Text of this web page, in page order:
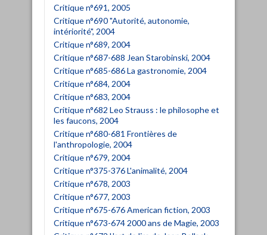
Critique n°691, 2005
Critique n°690 "Autorité, autonomie,
intériorité", 2004
Critique n°689, 2004
Critique n°687-688 Jean Starobinski, 2004
Critique n°685-686 La gastronomie, 2004
Critique n°684, 2004
Critique n°683, 2004
Critique n°682 Leo Strauss : le philosophe et
les faucons, 2004
Critique n°680-681 Frontières de
l'anthropologie, 2004
Critique n°679, 2004
Critique n°375-376 L'animalité, 2004
Critique n°678, 2003
Critique n°677, 2003
Critique n°675-676 American fiction, 2003
Critique n°673-674 2000 ans de Magie, 2003